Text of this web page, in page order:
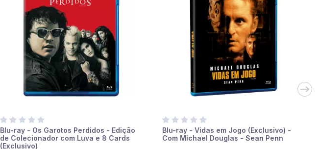
Blu-ray - Os Garotos Perdidos - Edição
de Colecionador com Luva e 8 Cards
(Exclusivo)
Blu-ray - Vidas em Jogo (Exclusivo) -
Com Michael Douglas - Sean Penn